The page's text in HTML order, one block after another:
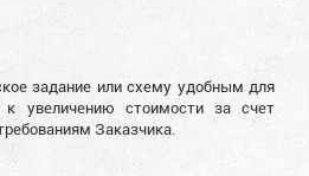
задание или схему удобным для
увеличению стоимости за счет
Заказчика.